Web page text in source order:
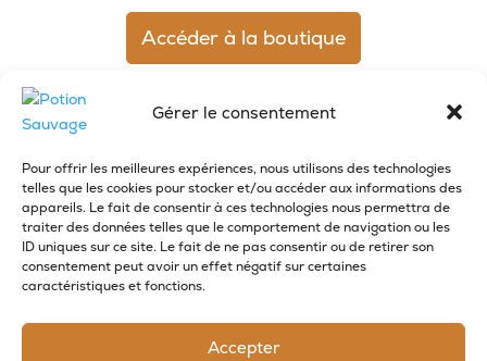
Gérer le consentement
Pour offrir les meilleures expériences, nous utilisons des technologies
telles que les cookies pour stocker et/ou accéder aux informations des
appareils. Le fait de consentir à ces technologies nous permettra de
traiter des données telles que le comportement de navigation ou les
ID uniques sur ce site. Le fait de ne pas consentir ou de retirer son
consentement peut avoir un effet négatif sur certaines
caractéristiques et fonctions.
Accepter
Accéder à la boutique
RECEVOIR LES NOUVELLES DE LA SAVONNERIE